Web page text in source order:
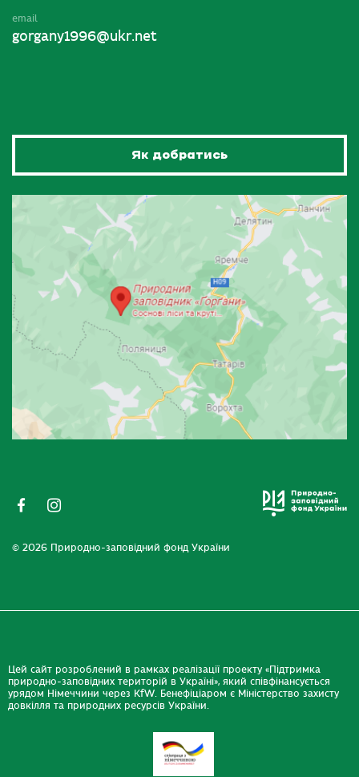
email
gorgany1996@ukr.net
Як добратись
© 2026 Природно-заповідний фонд України
Цей сайт розроблений в рамках реалізації проекту «Підтримка
природно-заповідних територій в Україні», який співфінансується
урядом Німеччини через KfW. Бенефіціаром є Міністерство захисту
довкілля та природних ресурсів України.